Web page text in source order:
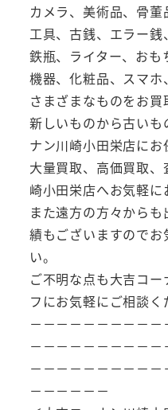
カメラ、美術品、骨
工具、古銭、エラー銭
鉄瓶、ライター、お
機器、化粧品、スマホ
さまざまなものをお買
新しいものから古い
ナン川崎小田栄店にお
大量買取、高価買取
崎小田栄店へお気軽に
また遠方の方々から
績もございますので
い。
ご不明な点も大吉コ
フにお気軽にご相談く
－－－－－－－－－
－－－－－－－－－
－－－－－－－－－
－－－－－－